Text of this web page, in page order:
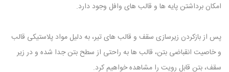
امکان برداشتن پایه ها و قالب های وافل وجود دارد.
پس از بازکردن زیرسازی سقف و قالب های تیر، به دلیل مواد پلاستیکی قالب
و خاصیت انقباضی بتن، قالب ها به راحتی از سطح بتن جدا شده و در زیر
سقف، بتن قابل رویت را مشاهده خواهیم کرد.